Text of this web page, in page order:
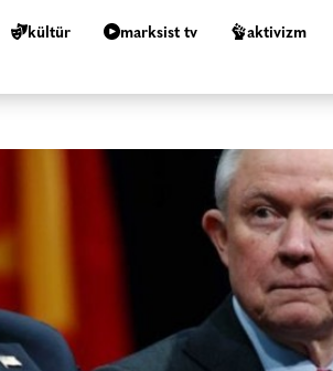
kültür marksist tv aktivizm